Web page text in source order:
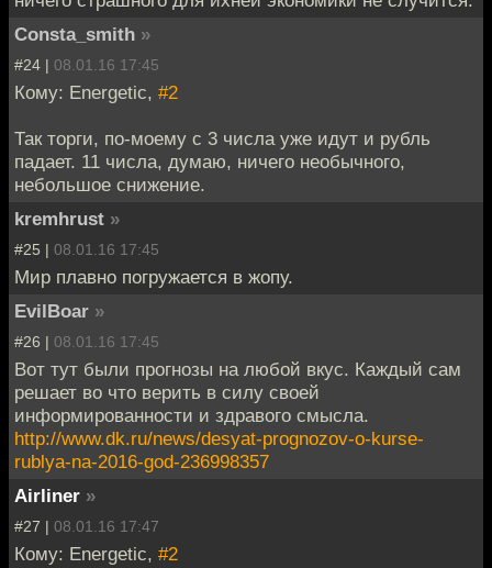
Consta_smith »
#24 | 08.01.16 17:45
Кому: Energetic, #2
Так торги, по-моему с 3 числа уже идут и рубль
падает. 11 числа, думаю, ничего необычного,
небольшое снижение.
kremhrust »
#25 | 08.01.16 17:45
Мир плавно погружается в жопу.
EvilBoar »
#26 | 08.01.16 17:45
Вот тут были прогнозы на любой вкус. Каждый сам
решает во что верить в силу своей
информированности и здравого смысла.
http://www.dk.ru/news/desyat-prognozov-o-kurse-
rublya-na-2016-god-236998357
Airliner »
#27 | 08.01.16 17:47
Кому: Energetic, #2